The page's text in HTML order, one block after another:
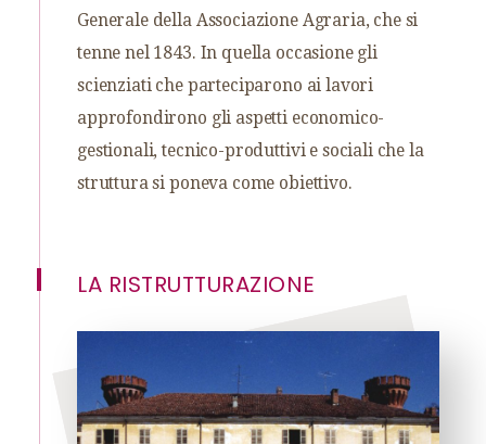
Generale della Associazione Agraria, che si
tenne nel 1843. In quella occasione gli
scienziati che parteciparono ai lavori
approfondirono gli aspetti economico-
gestionali, tecnico-produttivi e sociali che la
struttura si poneva come obiettivo.